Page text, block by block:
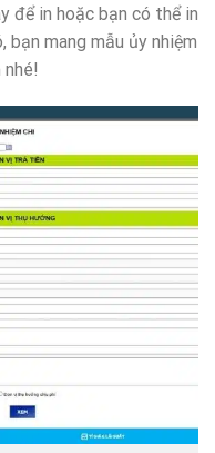
để in hoặc bạn có thể in
mang mẫu ủy nhiệm
nhé!